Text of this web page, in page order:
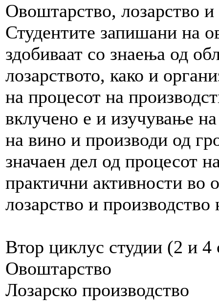
Овоштарство, лозарство и
Студентите запишани на
здобиваат со знаења од
лозарството, како и
на процесот на
вклучено е и изучување
на вино и производи од
значаен дел од процесот
практични активности во
лозарство и производство
Втор циклус студии (2 и 4
Овоштарство
Лозарско производство